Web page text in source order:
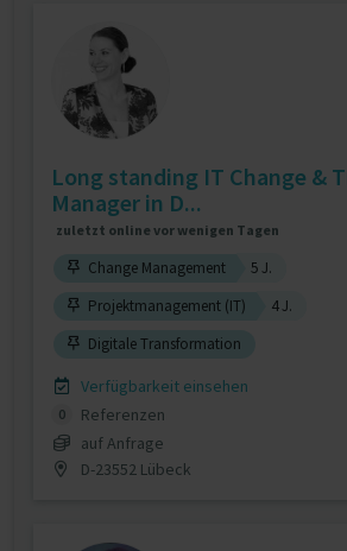
Long standing IT Change &
Manager in D...
zuletzt online vor wenigen Tagen
Change Management
5 J.
Projektmanagement (IT)
4 J.
Digitale Transformation
Verfügbarkeit einsehen
0
Referenzen
auf Anfrage
D-23552 Lübeck